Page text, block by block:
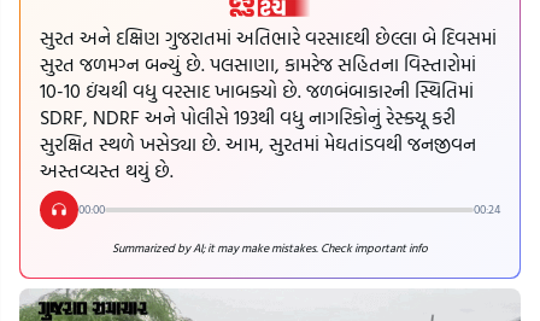
સુરત અને દક્ષિણ ગુજરાતમાં અતિભારે વરસાદથી છેલ્લા બે દિવસમાં
સુરત જળમગ્ન બન્યું છે. પલસાણા, કામરેજ સહિતના વિસ્તારોમાં
10-10 ઇંચથી વધુ વરસાદ ખાબક્યો છે. જળબંબાકારની સ્થિતિમાં
SDRF, NDRF અને પોલીસે 193થી વધુ નાગરિકોનું રેસ્ક્યૂ કરી
સુરક્ષિત સ્થળે ખસેડ્યા છે. આમ, સુરતમાં મેઘતાંડવથી જનજીવન
અસ્તવ્યસ્ત થયું છે.
00:00 00:24
Summarized by AI; it may make mistakes. Check important info